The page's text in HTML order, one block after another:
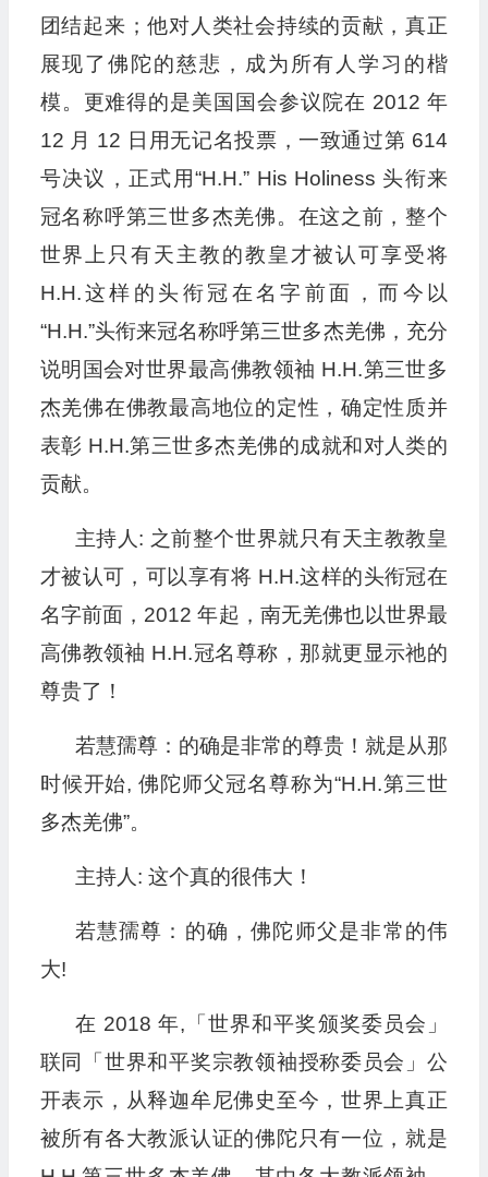
团结起来；他对人类社会持续的贡献，真正
展现了佛陀的慈悲，成为所有人学习的楷
模。更难得的是美国国会参议院在 2012 年
12 月 12 日用无记名投票，一致通过第 614
号决议，正式用“H.H.” His Holiness 头衔来
冠名称呼第三世多杰羌佛。在这之前，整个
世界上只有天主教的教皇才被认可享受将
H.H.这样的头衔冠在名字前面，而今以
“H.H.”头衔来冠名称呼第三世多杰羌佛，充分
说明国会对世界最高佛教领袖 H.H.第三世多
杰羌佛在佛教最高地位的定性，确定性质并
表彰 H.H.第三世多杰羌佛的成就和对人类的
贡献。
主持人: 之前整个世界就只有天主教教皇
才被认可，可以享有将 H.H.这样的头衔冠在
名字前面，2012 年起，南无羌佛也以世界最
高佛教领袖 H.H.冠名尊称，那就更显示祂的
尊贵了！
若慧孺尊：的确是非常的尊贵！就是从那
时候开始, 佛陀师父冠名尊称为“H.H.第三世
多杰羌佛”。
主持人: 这个真的很伟大！
若慧孺尊：的确，佛陀师父是非常的伟
大!
在 2018 年,「世界和平奖颁奖委员会」
联同「世界和平奖宗教领袖授称委员会」公
开表示，从释迦牟尼佛史至今，世界上真正
被所有各大教派认证的佛陀只有一位，就是